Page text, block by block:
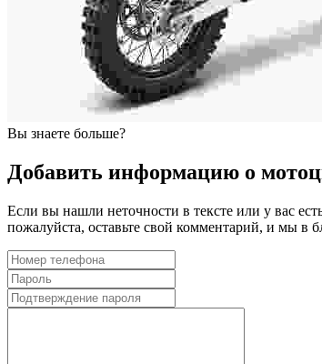
Вы знаете больше?
Добавить информацию о
Если вы нашли неточности в тексте или у вас
пожалуйста, оставьте свой комментарий, и мы